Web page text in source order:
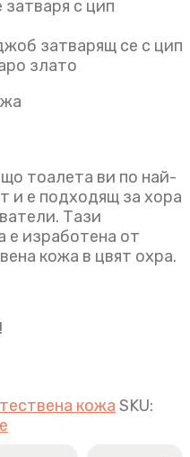
с цип
затварящ се с цип
злато
тоалета ви по най-
и е подходящ за хора
Тази
e изработена от
кожа в цвят охра.
кожа SKU: